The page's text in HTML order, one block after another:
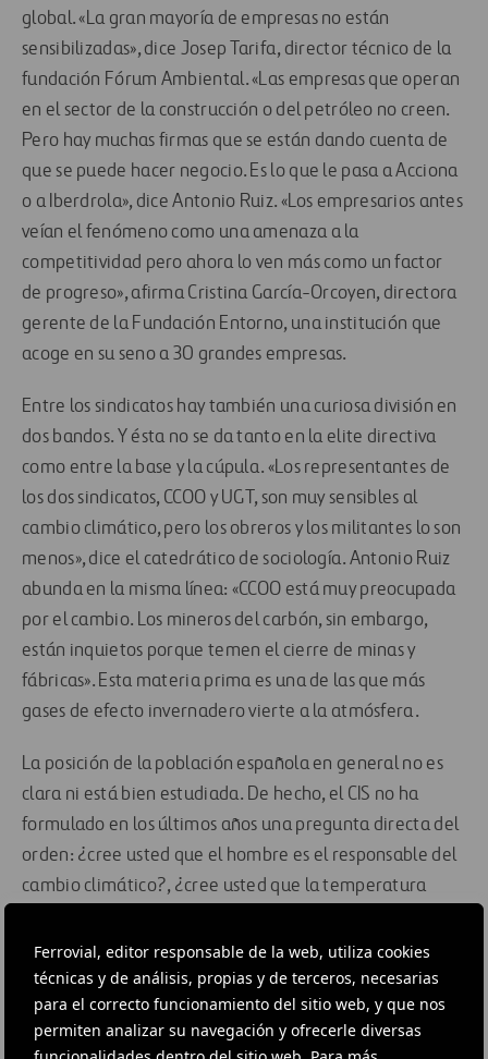
Ferrovial, editor responsable de la web, utiliza cookies
técnicas y de análisis, propias y de terceros, necesarias
para el correcto funcionamiento del sitio web, y que nos
permiten analizar su navegación y ofrecerle diversas
global. «La gran mayoría de empresas no están
sensibilizadas», dice Josep Tarifa, director técnico de la
fundación Fórum Ambiental. «Las empresas que operan
en el sector de la construcción o del petróleo no creen.
Pero hay muchas firmas que se están dando cuenta de
que se puede hacer negocio. Es lo que le pasa a Acciona
o a Iberdrola», dice Antonio Ruiz. «Los empresarios antes
veían el fenómeno como una amenaza a la
competitividad pero ahora lo ven más como un factor
de progreso», afirma Cristina García-Orcoyen, directora
gerente de la Fundación Entorno, una institución que
acoge en su seno a 30 grandes empresas.
Entre los sindicatos hay también una curiosa división en
dos bandos. Y ésta no se da tanto en la elite directiva
como entre la base y la cúpula. «Los representantes de
los dos sindicatos, CCOO y UGT, son muy sensibles al
cambio climático, pero los obreros y los militantes lo son
menos», dice el catedrático de sociología. Antonio Ruiz
abunda en la misma línea: «CCOO está muy preocupada
por el cambio. Los mineros del carbón, sin embargo,
están inquietos porque temen el cierre de minas y
fábricas». Esta materia prima es una de las que más
gases de efecto invernadero vierte a la atmósfera.
La posición de la población española en general no es
clara ni está bien estudiada. De hecho, el CIS no ha
formulado en los últimos años una pregunta directa del
orden: ¿cree usted que el hombre es el responsable del
cambio climático?, ¿cree usted que la temperatura
finales de siglo como predican muchos científicos? «La
sociedad española en general no se entera. Algunos se
creen que si este año no ha hecho frío, ya no hay cambio
climático», dice el catedrático de física.